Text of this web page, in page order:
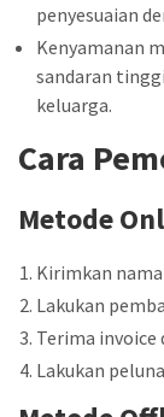
penyesuaian
Kenyamanan
sandaran
keluarga.
Cara
Metode
Kirimkan nama
Lakukan
Terima
Lakukan